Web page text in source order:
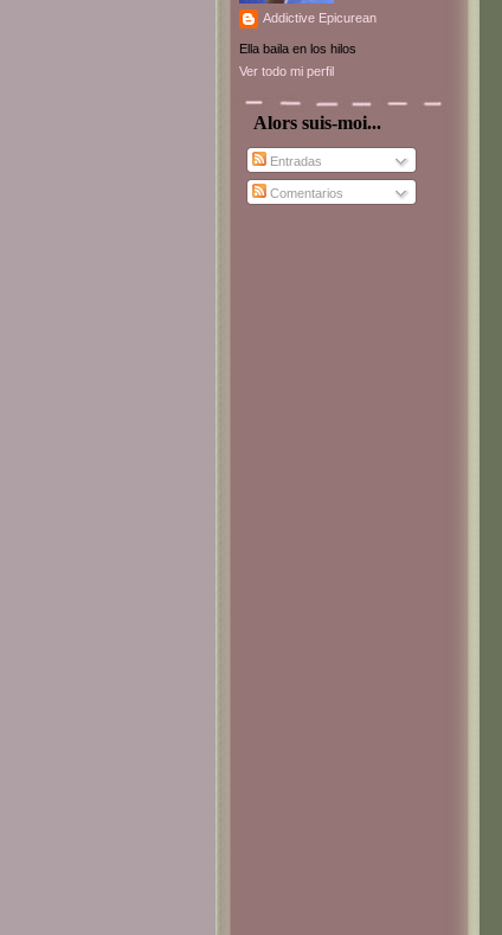
Addictive Epicurean
Ella baila en los hilos
Ver todo mi perfil
Alors suis-moi...
Entradas
Comentarios